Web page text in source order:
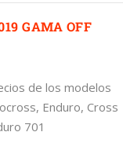
GAMA OFF
de los modelos
Enduro, Cross
701